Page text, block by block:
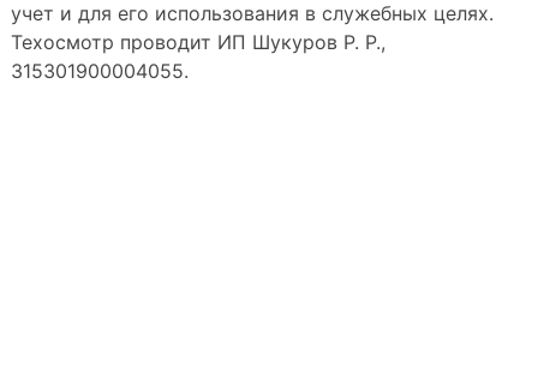
учет и для его использования в служебных целях.
Техосмотр проводит ИП Шукуров Р. Р.,
315301900004055.